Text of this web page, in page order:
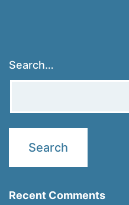
Search…
Recent Comments